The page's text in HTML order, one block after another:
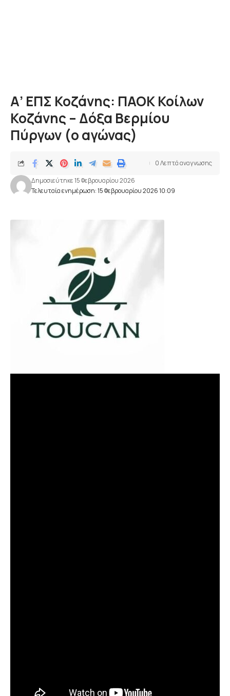
Α’ ΕΠΣ Κοζάνης: ΠΑΟΚ Κοίλων
Κοζάνης – Δόξα Βερμίου
Πύργων (ο αγώνας)
Τελευταία ενημέρωση: 15 Φεβρουαρίου 2026 10:09
Δημοσιεύτηκε 15 Φεβρουαρίου 2026
0 Λεπτά αναγνωσης